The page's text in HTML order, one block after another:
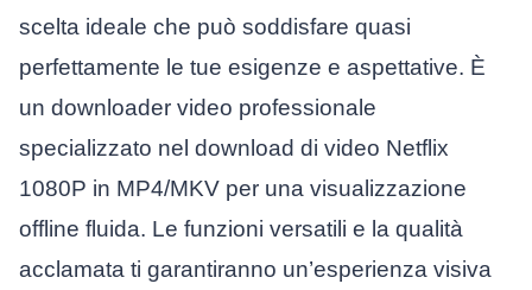
scelta ideale che può soddisfare quasi
perfettamente le tue esigenze e aspettative. È
un downloader video professionale
specializzato nel download di video Netflix
1080P in MP4/MKV per una visualizzazione
offline fluida. Le funzioni versatili e la qualità
acclamata ti garantiranno un’esperienza visiva